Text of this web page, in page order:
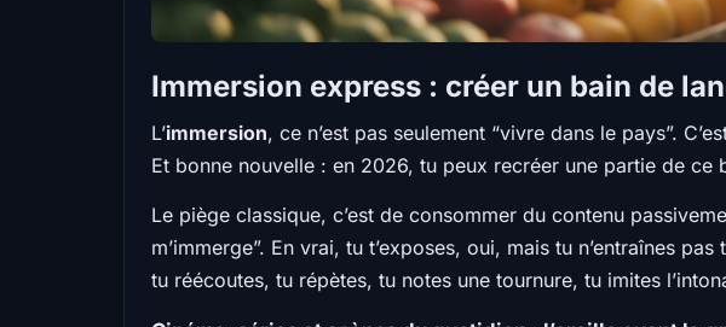
Immersion express : créer un bain de
L’immersion, ce n’est pas seulement “vivre dans le pays”.
Et bonne nouvelle : en 2026, tu peux recréer une partie de
Le piège classique, c’est de consommer du contenu
m’immerge”. En vrai, tu t’exposes, oui, mais tu n’entraînes
tu réécoutes, tu répètes, tu notes une tournure, tu imites